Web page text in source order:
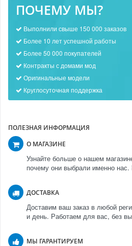
ПОЧЕМУ МЫ?
Выполнили свыше 150 000 заказов
Более 10 лет успешной работы
Более 50 000 покупателей
Контракты с домами мод
Оригинальные модели
Круглосуточная поддержка
ПОЛЕЗНАЯ ИНФОРМАЦИЯ
О МАГАЗИНЕ
Узнайте больше о нашем
почему они выбрали именно
ДОСТАВКА
Доставим ваш заказ в любой
и день. Работаем для вас, без
МЫ ГАРАНТИРУЕМ